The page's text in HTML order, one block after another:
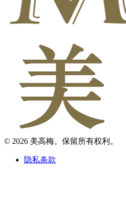
© 2026 美高梅。保留所有权利。
隐私条款